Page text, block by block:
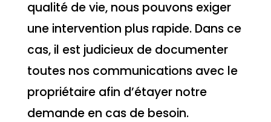
qualité de vie, nous pouvons exiger
une intervention plus rapide. Dans ce
cas, il est judicieux de documenter
toutes nos communications avec le
propriétaire afin d’étayer notre
demande en cas de besoin.